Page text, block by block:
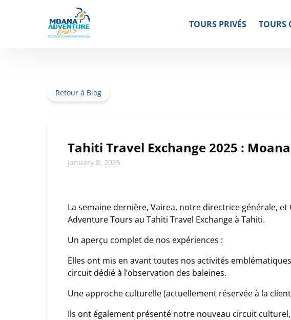
Aller à la navigation principale
Aller au pied de page
TOURS PRIVÉS
TOURS
Retour à Blog
Tahiti Travel Exchange 2025 :
January 8, 2025
La semaine dernière, Vairea, notre directrice générale,
Adventure Tours au Tahiti Travel Exchange à Tahiti.
Un aperçu complet de nos expériences :
Elles ont mis en avant toutes nos activités
circuit dédié à l’observation des baleines.
Une approche culturelle (actuellement réservée à la
Ils ont également présenté notre nouveau circuit